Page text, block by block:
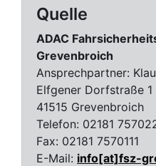
Quelle
ADAC
Grevenbroich
Ansprechpartner:
Elfgener Dorfstraße 1
41515 Grevenbroich
Telefon: 02181
Fax: 02181 7570111
E-Mail: info[at]fsz-